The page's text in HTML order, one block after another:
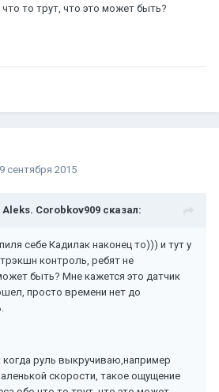
то трут, что это может быть?
сентября 2015
Aleks. Corobkov909 сказал:
себе Кадилак наконец то))) и тут у
контроль, ребят не
быть? Мне кажется это датчик
просто времени нет до
руль выкручиваю,например
скорости, такое ощущение